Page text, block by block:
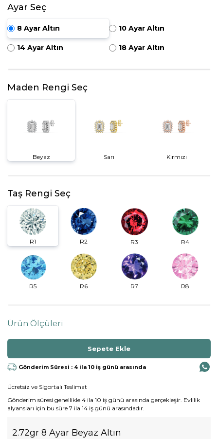
Ayar Seç
8 Ayar Altın 10 Ayar Altın
14 Ayar Altın 18 Ayar Altın
Maden Rengi Seç
Beyaz Sarı Kırmızı
Taş Rengi Seç
R1 R2 R3 R4
R5 R6 R7 R8
Ürün Ölçüleri
Gönderim Süresi : 4 ila 10 iş günü arasında
Ücretsiz ve Sigortalı Teslimat
Gönderim süresi genellikle 4 ila 10 iş günü arasında gerçekleşir. Evlilik
alyansları için bu süre 7 ila 14 iş günü arasındadır.
2.72gr 8 Ayar Beyaz Altın